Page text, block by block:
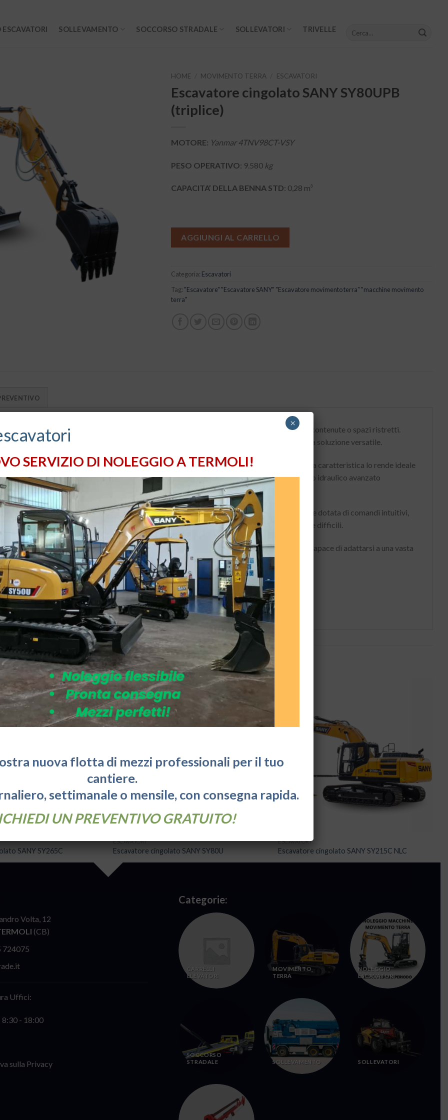
SOLLEVAMENTO SOCCORSO STRADALE SOLLEVATORI TRIVELLE
HOME MOVIMENTO TERRA ESCAVATORI
Escavatore cingolato SANY SY80UPB
(triplice)
MOTORE: Yanmar 4TNV98CT-VSY
PESO OPERATIVO: 9.580 kg
CAPACITA’ DELLA BENNA STD: 0,28 m³
AGGIUNGI AL CARRELLO
Categoria: Escavatori
Tag: "Escavatore" "Escavatore SANY" "Escavatore movimento terra" "macchine movimento
terra"
compatta e potente, progettata per offrire prestazioni elevate in cantieri di dimensioni contenute o spazi ristretti.
ambientali più recenti, questo escavatore unisce forza, precisione e affidabilità in un’unica soluzione versatile.
una gamma di movimenti più ampia e flessibile rispetto ai bracci tradizionali. Questa caratteristica lo rende ideale
complesse, come la lavorazione vicino a ostacoli o sotto strutture sopraelevate. L’impianto idraulico avanzato
operativa e la sicurezza dell’operatore.
durata anche in condizioni di lavoro gravose, mentre la cabina ergonomica, insonorizzata e dotata di comandi intuitivi,
lunghe sessioni lavorative. Le dimensioni compatte facilitano il trasporto e l’accesso a zone difficili.
scelta strategica per chi cerca un escavatore compatto ma estremamente performante, capace di adattarsi a una vasta
infrastrutturali.
SANY SY265C
ESCAVATORI
Escavatore cingolato SANY SY80U
ESCAVATORI
Escavatore cingolato SANY SY215C NLC
Volta, 12
(CB)
724075
Uffici:
8:30 - 18:00
sulla Privacy
Categorie:
CARRELLI
ELEVATORI
MOVIMENTO
TERRA
NOLEGGIO
ESCAVATORI
SOCCORSO
STRADALE
SOLLEVAMENTO SOLLEVATORI
SERVIZIO DI NOLEGGIO A TERMOLI!
nuova flotta di mezzi professionali per il tuo
cantiere.
settimanale o mensile, con consegna rapida.
UN PREVENTIVO GRATUITO!
×